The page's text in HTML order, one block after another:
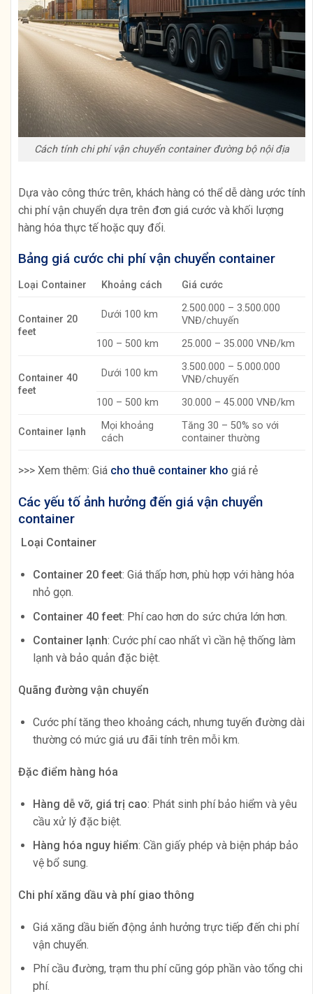
Cách tính chi phí vận chuyển container đường bộ nội địa
Dựa vào công thức trên, khách hàng có thể dễ dàng ước tính
chi phí vận chuyển dựa trên đơn giá cước và khối lượng
hàng hóa thực tế hoặc quy đổi.
Bảng giá cước chi phí vận chuyển container
Loại Container Khoảng cách Giá cước
Container 20
feet
Dưới 100 km
2.500.000 – 3.500.000
VNĐ/chuyến
100 – 500 km
25.000 – 35.000 VNĐ/km
Container 40
feet
Dưới 100 km
3.500.000 – 5.000.000
VNĐ/chuyến
100 – 500 km
30.000 – 45.000 VNĐ/km
Container lạnh
Mọi khoảng
cách
Tăng 30 – 50% so với
container thường
>>> Xem thêm: Giá cho thuê container kho giá rẻ
Các yếu tố ảnh hưởng đến giá vận chuyển
container
Loại Container
Container 20 feet: Giá thấp hơn, phù hợp với hàng hóa
nhỏ gọn.
Container 40 feet: Phí cao hơn do sức chứa lớn hơn.
Container lạnh: Cước phí cao nhất vì cần hệ thống làm
lạnh và bảo quản đặc biệt.
Quãng đường vận chuyển
Cước phí tăng theo khoảng cách, nhưng tuyến đường dài
thường có mức giá ưu đãi tính trên mỗi km.
Đặc điểm hàng hóa
Hàng dễ vỡ, giá trị cao: Phát sinh phí bảo hiểm và yêu
cầu xử lý đặc biệt.
Hàng hóa nguy hiểm: Cần giấy phép và biện pháp bảo
vệ bổ sung.
Chi phí xăng dầu và phí giao thông
Giá xăng dầu biến động ảnh hưởng trực tiếp đến chi phí
vận chuyển.
Phí cầu đường, trạm thu phí cũng góp phần vào tổng chi
phí.